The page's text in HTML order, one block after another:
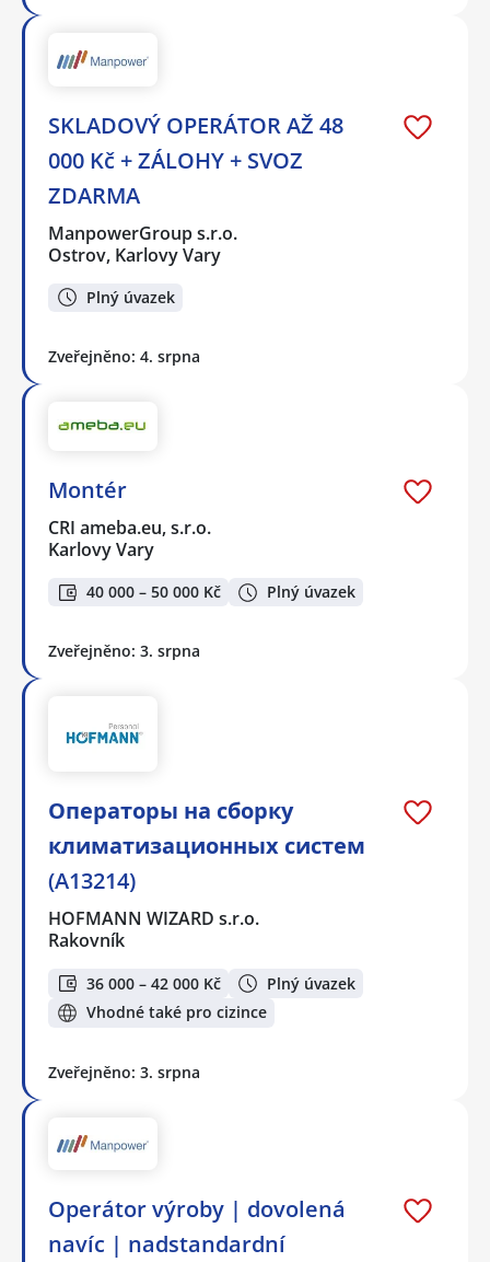
SKLADOVÝ OPERÁTOR AŽ 48
000 Kč + ZÁLOHY + SVOZ
ZDARMA
ManpowerGroup s.r.o.
Ostrov, Karlovy Vary
Plný úvazek
Zveřejněno: 4. srpna
Montér
CRI ameba.eu, s.r.o.
Karlovy Vary
40 000 – 50 000 Kč Plný úvazek
Zveřejněno: 3. srpna
Операторы на сборку
климатизационных систем
(A13214)
HOFMANN WIZARD s.r.o.
Rakovník
36 000 – 42 000 Kč
Plný úvazek
Vhodné také pro cizince
Zveřejněno: 3. srpna
Operátor výroby | dovolená
navíc | nadstandardní